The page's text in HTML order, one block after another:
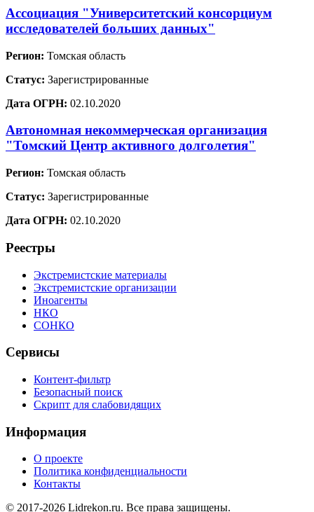
Ассоциация "Университетский консорциум
исследователей больших данных"
Регион: Томская область
Статус: Зарегистрированные
Дата ОГРН: 02.10.2020
Автономная некоммерческая организация
"Томский Центр активного долголетия"
Регион: Томская область
Статус: Зарегистрированные
Дата ОГРН: 02.10.2020
Реестры
Экстремистские материалы
Экстремистские организации
Иноагенты
НКО
СОНКО
Сервисы
Контент-фильтр
Безопасный поиск
Скрипт для слабовидящих
Информация
О проекте
Политика конфиденциальности
Контакты
© 2017-2026 Lidrekon.ru. Все права защищены.